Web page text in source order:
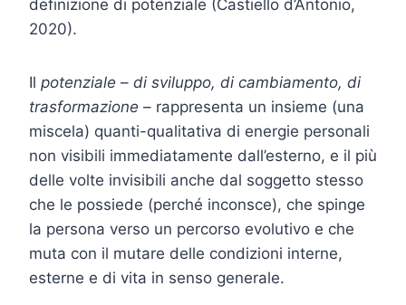
definizione di potenziale (Castiello d’Antonio,
2020).
Il potenziale – di sviluppo, di cambiamento, di
trasformazione – rappresenta un insieme (una
miscela) quanti-qualitativa di energie personali
non visibili immediatamente dall’esterno, e il più
delle volte invisibili anche dal soggetto stesso
che le possiede (perché inconsce), che spinge
la persona verso un percorso evolutivo e che
muta con il mutare delle condizioni interne,
esterne e di vita in senso generale.